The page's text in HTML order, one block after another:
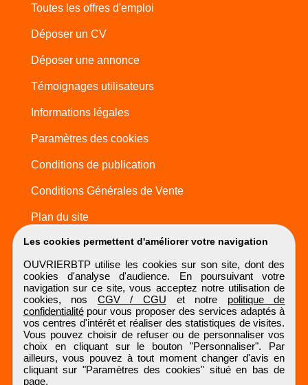
Les cookies permettent d'améliorer votre navigation
OUVRIERBTP utilise les cookies sur son site, dont des
cookies d'analyse d'audience. En poursuivant votre
navigation sur ce site, vous acceptez notre utilisation de
cookies, nos CGV / CGU et notre politique de
confidentialitépour vous proposer des services adaptés à
vos centres d'intérêt et réaliser des statistiques de visites.
Vous pouvez choisir de refuser ou de personnaliser vos
choix en cliquant sur le bouton "Personnaliser". Par
ailleurs, vous pouvez à tout moment changer d'avis en
cliquant sur "Paramètres des cookies" situé en bas de
page.
Toutes les offres d'emploi
Déposer un CV
Déposer une annonce
Témoignages utilisateurs
Informations légales
Paramètres des cookies
Conditions de publication
Conditions Générales de Vente
Plan du site